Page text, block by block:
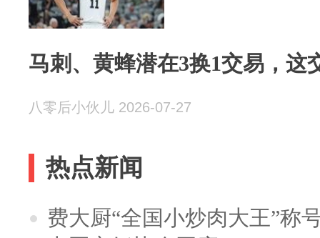
马刺、黄蜂潜在3换1交易，这
八零后小伙儿 2026-07-27
热点新闻
费大厨“全国小炒肉大王”称